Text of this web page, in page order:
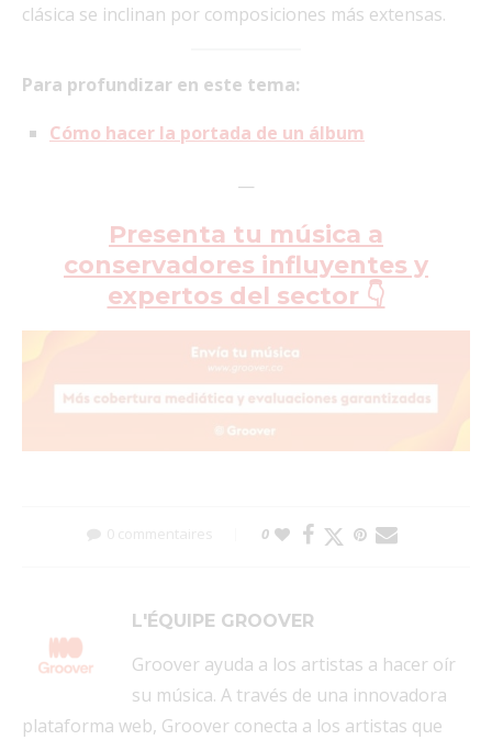
clásica se inclinan por composiciones más extensas.
Para profundizar en este tema:
Cómo hacer la portada de un álbum
—
Presenta tu música a
conservadores influyentes y
expertos del sector 👇
0 commentaires 0
L'ÉQUIPE GROOVER
Groover ayuda a los artistas a hacer oír
su música. A través de una innovadora
plataforma web, Groover conecta a los artistas que